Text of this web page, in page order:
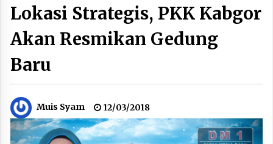
Lokasi Strategis, PKK Kabgor
Akan Resmikan Gedung
Baru
Muis Syam 12/03/2018